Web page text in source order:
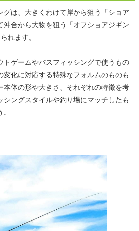
グは、大きくわけて岸から狙う「ショア
沖合から大物を狙う「オフショアジギン
れます。
トゲームやバスフィッシングで使うもの
変化に対応する特殊なフォルムのものも
本体の形や大きさ、それぞれの特徴を考
シングスタイルや釣り場にマッチしたも